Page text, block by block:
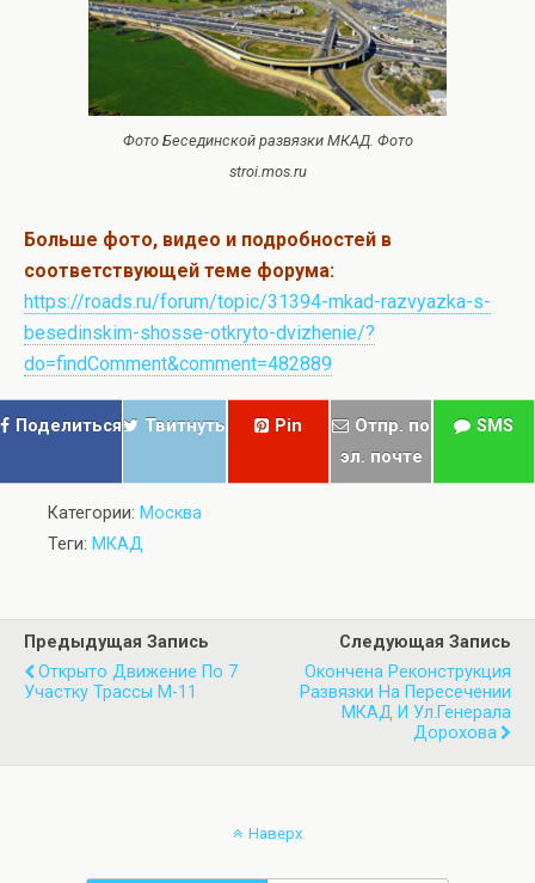
Фото Бесединской развязки МКАД. Фото
stroi.mos.ru
Больше фото, видео и подробностей в
соответствующей теме форума:
https://roads.ru/forum/topic/31394-mkad-razvyazka-s-
besedinskim-shosse-otkryto-dvizhenie/?
do=findComment&comment=482889
Поделиться Твитнуть Pin
Отпр. по
эл. почте
SMS
Категории: Москва
Теги: МКАД
Предыдущая Запись
Открыто Движение По 7
Участку Трассы М-11
Следующая Запись
Окончена Реконструкция
Развязки На Пересечении
МКАД И Ул.Генерала
Дорохова
Наверх